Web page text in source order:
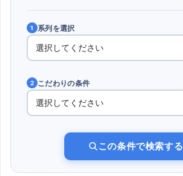
1 系列を選択
2 こだわりの条件
この条件で検索する